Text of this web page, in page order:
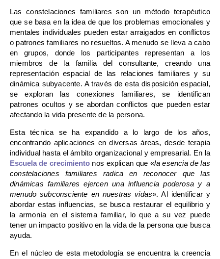
Las constelaciones familiares son un método terapéutico
que se basa en la idea de que los problemas emocionales y
mentales individuales pueden estar arraigados en conflictos
o patrones familiares no resueltos. A menudo se lleva a cabo
en grupos, donde los participantes representan a los
miembros de la familia del consultante, creando una
representación espacial de las relaciones familiares y su
dinámica subyacente. A través de esta disposición espacial,
se exploran las conexiones familiares, se identifican
patrones ocultos y se abordan conflictos que pueden estar
afectando la vida presente de la persona.
Esta técnica se ha expandido a lo largo de los años,
encontrando aplicaciones en diversas áreas, desde terapia
individual hasta el ámbito organizacional y empresarial. En la
Escuela de crecimientonos explican que «la esencia de las
constelaciones familiares radica en reconocer que las
dinámicas familiares ejercen una influencia poderosa y a
menudo subconsciente en nuestras vidas». Al identificar y
abordar estas influencias, se busca restaurar el equilibrio y
la armonía en el sistema familiar, lo que a su vez puede
tener un impacto positivo en la vida de la persona que busca
ayuda.
En el núcleo de esta metodología se encuentra la creencia